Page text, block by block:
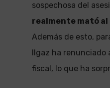
sospechosa del
realmente mató al
Además de esto,
Ilgaz ha renunciado
fiscal, lo que ha